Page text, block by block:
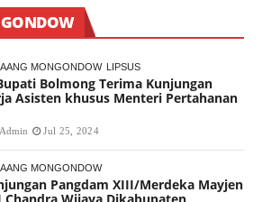
MONGONDOW LIPSUS
Bolmong Terima Kunjungan
Asisten khusus Menteri Pertahanan
Admin Jul 25, 2024
MONGONDOW
Pangdam XIII/Merdeka Mayjen